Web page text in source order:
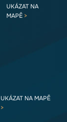
UKÁZAT NA
MAPĚ >
UKÁZAT NA MAPĚ
>